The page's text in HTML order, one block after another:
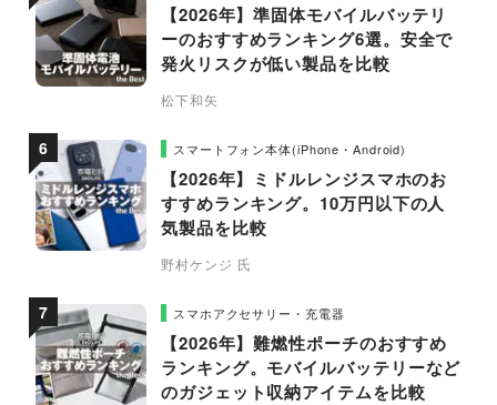
【2026年】準固体モバイルバッテリ
ーのおすすめランキング6選。安全で
発火リスクが低い製品を比較
松下和矢
スマートフォン本体(iPhone・Android)
【2026年】ミドルレンジスマホのお
すすめランキング。10万円以下の人
気製品を比較
野村ケンジ 氏
スマホアクセサリー・充電器
【2026年】難燃性ポーチのおすすめ
ランキング。モバイルバッテリーなど
のガジェット収納アイテムを比較